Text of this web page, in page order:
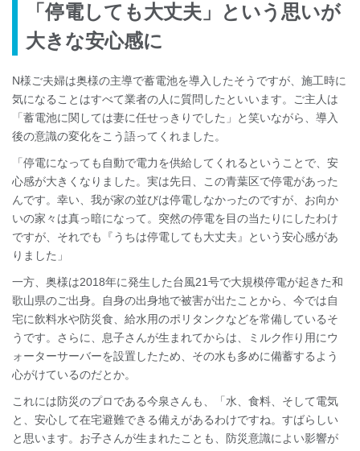
「停電しても大丈夫」という思いが
大きな安心感に
N様ご夫婦は奥様の主導で蓄電池を導入したそうですが、施工時に
気になることはすべて業者の人に質問したといいます。ご主人は
「蓄電池に関しては妻に任せっきりでした」と笑いながら、導入
後の意識の変化をこう語ってくれました。
「停電になっても自動で電力を供給してくれるということで、安
心感が大きくなりました。実は先日、この青葉区で停電があった
んです。幸い、我が家の並びは停電しなかったのですが、お向か
いの家々は真っ暗になって。突然の停電を目の当たりにしたわけ
ですが、それでも『うちは停電しても大丈夫』という安心感があ
りました」
一方、奥様は2018年に発生した台風21号で大規模停電が起きた和
歌山県のご出身。自身の出身地で被害が出たことから、今では自
宅に飲料水や防災食、給水用のポリタンクなどを常備しているそ
うです。さらに、息子さんが生まれてからは、ミルク作り用にウ
ォーターサーバーを設置したため、その水も多めに備蓄するよう
心がけているのだとか。
これには防災のプロである今泉さんも、「水、食料、そして電気
と、安心して在宅避難できる備えがあるわけですね。すばらしい
と思います。お子さんが生まれたことも、防災意識によい影響が